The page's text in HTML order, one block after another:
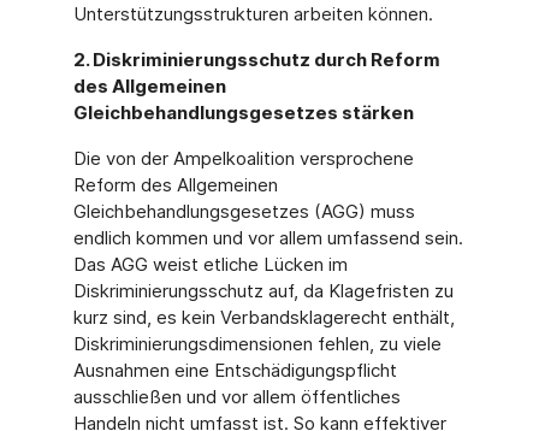
Unterstützungsstrukturen arbeiten können.
2. Diskriminierungsschutz durch Reform
des Allgemeinen
Gleichbehandlungsgesetzes stärken
Die von der Ampelkoalition versprochene
Reform des Allgemeinen
Gleichbehandlungsgesetzes (AGG) muss
endlich kommen und vor allem umfassend sein.
Das AGG weist etliche Lücken im
Diskriminierungsschutz auf, da Klagefristen zu
kurz sind, es kein Verbandsklagerecht enthält,
Diskriminierungsdimensionen fehlen, zu viele
Ausnahmen eine Entschädigungspflicht
ausschließen und vor allem öffentliches
Handeln nicht umfasst ist. So kann effektiver